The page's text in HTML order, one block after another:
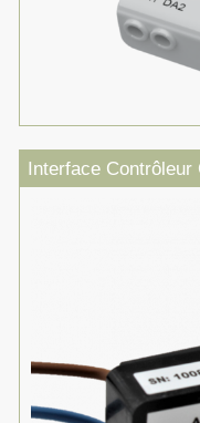
Interface Contrôleur